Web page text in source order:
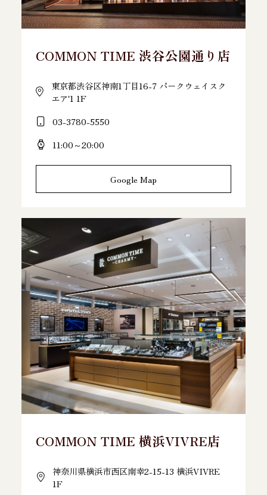
COMMON TIME 渋谷公園通り店
東京都渋谷区神南1丁目16-7 パークウェイスク
エア'1 1F
03-3780-5550
11:00～20:00
Google Map
COMMON TIME 横浜VIVRE店
神奈川県横浜市西区南幸2-15-13 横浜VIVRE
1F